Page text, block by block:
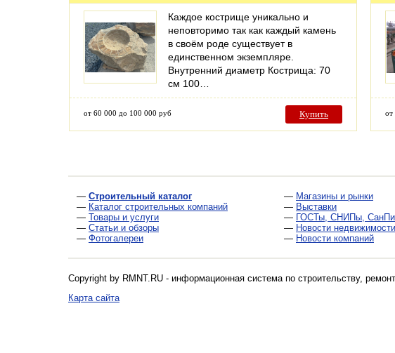
Каждое кострище уникально и
неповторимо так как каждый камень
в своём роде существует в
единственном экземпляре.
Внутренний диаметр Кострища: 70
см 100…
от 60 000 до 100 000 руб Купить от
— Строительный каталог
— Каталог строительных компаний
— Товары и услуги
— Статьи и обзоры
— Фотогалереи
— Магазины и рынки
— Выставки
— ГОСТы, СНИПы,
— Новости недвижимости
— Новости компаний
Copyright by RMNT.RU - информационная система по строительству,
Карта сайта